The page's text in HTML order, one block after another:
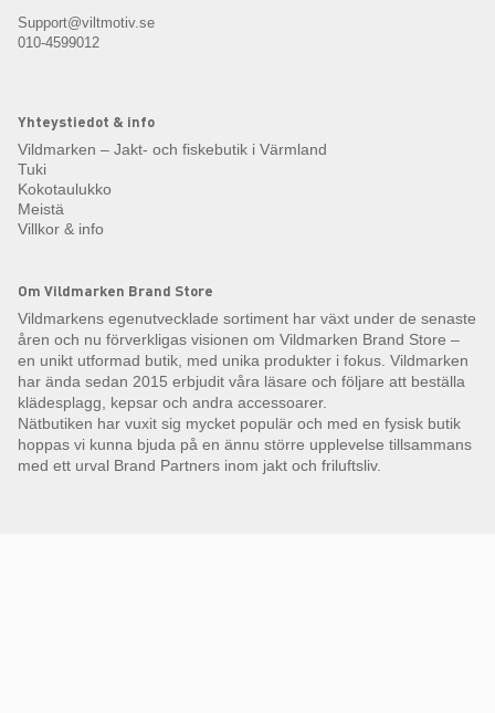
Support@viltmotiv.se
010-4599012
Yhteystiedot & info
Vildmarken – Jakt- och fiskebutik i Värmland
Tuki
Kokotaulukko
Meistä
Villkor & info
Om Vildmarken Brand Store
Vildmarkens egenutvecklade sortiment har växt under de senaste
åren och nu förverkligas visionen om Vildmarken Brand Store –
en unikt utformad butik, med unika produkter i fokus. Vildmarken
har ända sedan 2015 erbjudit våra läsare och följare att beställa
klädesplagg, kepsar och andra accessoarer.
Nätbutiken har vuxit sig mycket populär och med en fysisk butik
hoppas vi kunna bjuda på en ännu större upplevelse tillsammans
med ett urval Brand Partners inom jakt och friluftsliv.